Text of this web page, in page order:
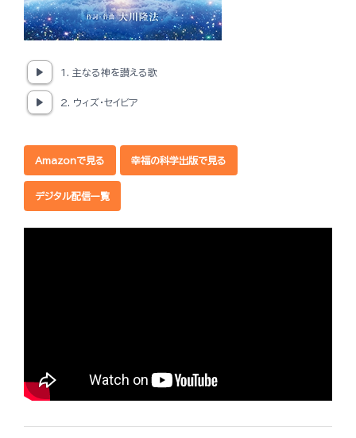
1. 主なる神を讃える歌
2. ウィズ・セイビア
Amazonで見る 幸福の科学出版で見る
デジタル配信一覧